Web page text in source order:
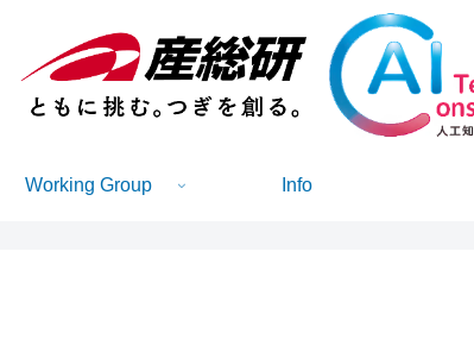
Working Group Info